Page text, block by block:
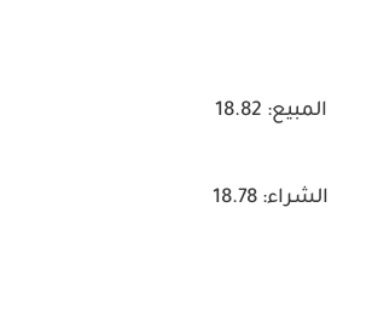
المبيع: 18.82
الشراء: 18.78